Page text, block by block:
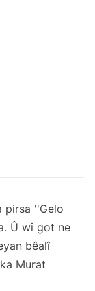
pirsa ''Gelo
Û wî got ne
bêalî
Murat